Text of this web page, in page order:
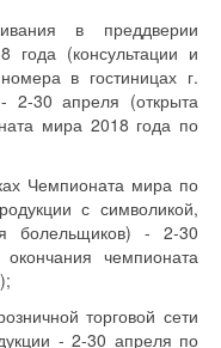
в преддверии
(консультации и
в гостиницах г.
2-30 апреля (открыта
мира 2018 года по
Чемпионата мира по
с символикой,
болельщиков) - 2-30
чемпионата
торговой сети
- 2-30 апреля по